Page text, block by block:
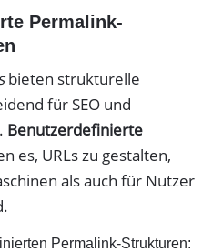
Permalink-
bieten strukturelle
für SEO und
Benutzerdefinierte
es, URLs zu gestalten,
als auch für Nutzer
Permalink-Strukturen: